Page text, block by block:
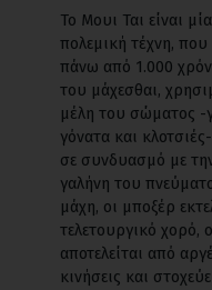
Το Μουι Ται είναι
πολεμική τέχνη, που
πάνω από 1.000
του μάχεσθαι,
μέλη του σώματος -
γόνατα και
σε συνδυασμό με
γαλήνη του
μάχη, οι μποξέρ
τελετουργικό χορό,
αποτελείται από
κινήσεις και